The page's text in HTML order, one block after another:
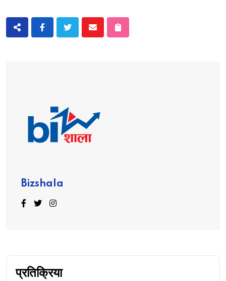
Bizshala
प्रतिक्रिया